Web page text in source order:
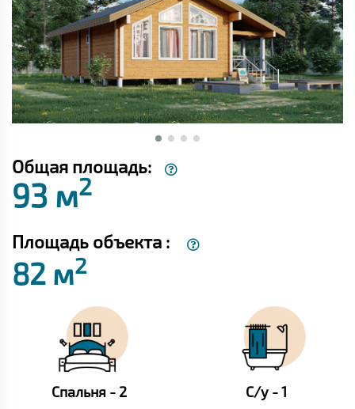
Общая площадь:
93 м2
Площадь объекта :
82 м2
Спальня - 2 С/у - 1